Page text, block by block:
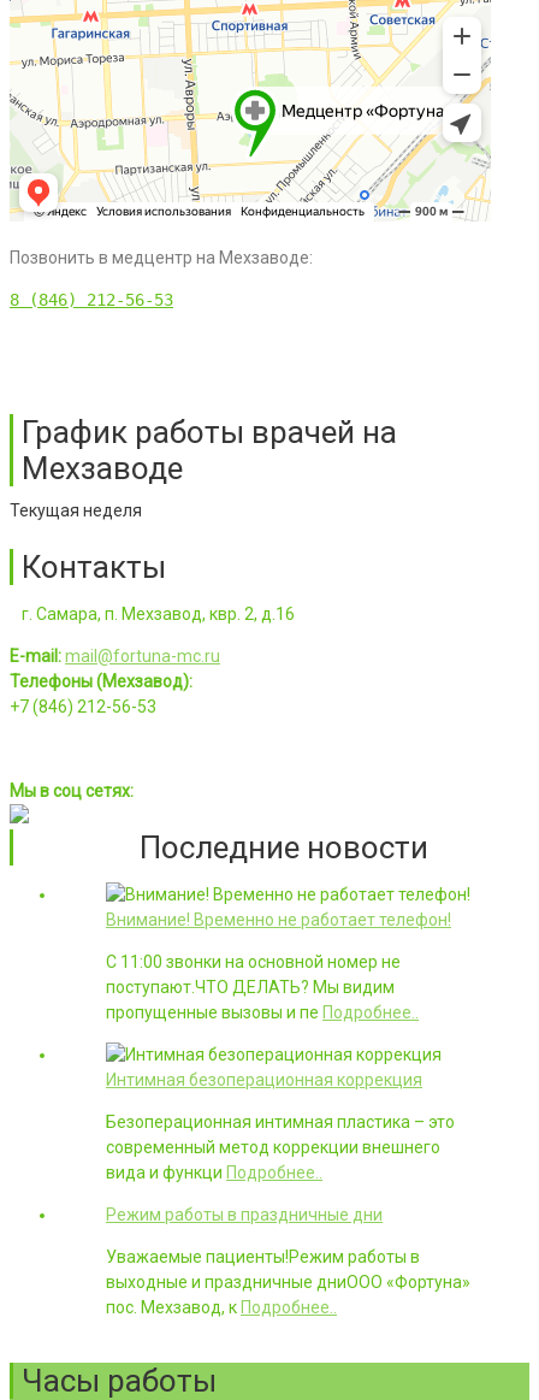
Позвонить в медцентр на Мехзаводе:
8 (846) 212-56-53
График работы врачей на
Мехзаводе
Текущая неделя
Контакты
г. Самара, п. Мехзавод, квр. 2, д.16
E-mail:mail@fortuna-mc.ru
Телефоны (Мехзавод):
+7 (846) 212-56-53
Мы в соц сетях:
Последние новости
Внимание! Временно не работает телефон!
С 11:00 звонки на основной номер не
поступают.ЧТО ДЕЛАТЬ? Мы видим
пропущенные вызовы и пе Подробнее..
Интимная безоперационная коррекция
Безоперационная интимная пластика – это
современный метод коррекции внешнего
вида и функци Подробнее..
Режим работы в праздничные дни
Уважаемые пациенты!Режим работы в
выходные и праздничные дниООО «Фортуна»
пос. Мехзавод, к Подробнее..
Часы работы